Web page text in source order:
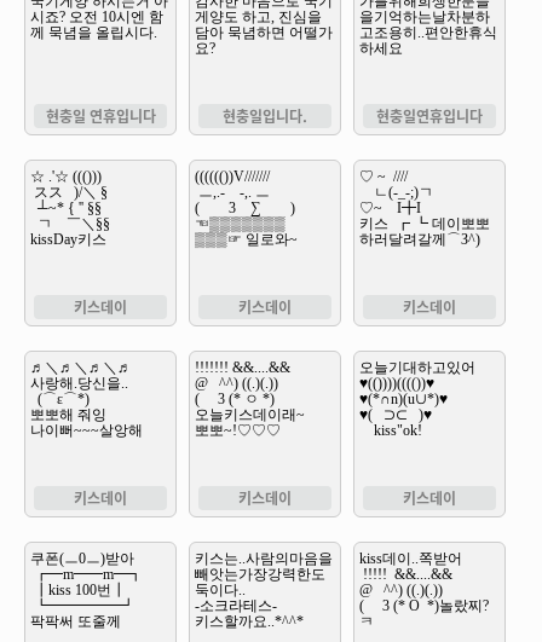
현충일 연휴입니다 현충일입니다. 현충일연휴입니다
키스데이 키스데이 키스데이
키스데이 키스데이 키스데이